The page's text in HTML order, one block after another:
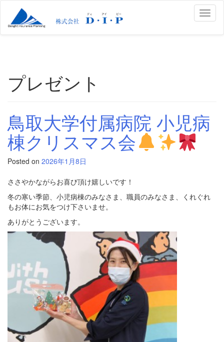
プレゼント
鳥取大学付属病院 小児病
棟クリスマス会
Posted on 2026年1月8日
ささやかながらお喜び頂け嬉しいです！
冬の寒い季節、小児病棟のみなさま、職員のみなさま、くれぐれ
もお体にお気をつけ下さいませ。
ありがとうございます。